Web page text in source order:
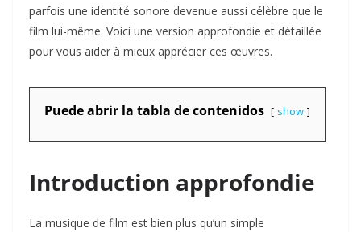
parfois une identité sonore devenue aussi célèbre que le
film lui-même. Voici une version approfondie et détaillée
pour vous aider à mieux apprécier ces œuvres.
Puede abrir la tabla de contenidos show
Introduction approfondie
La musique de film est bien plus qu’un simple